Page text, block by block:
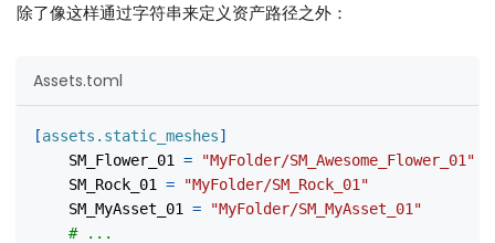
除了像这样通过字符串来定义资产路径之外：
Assets.toml
[assets.static_meshes]
SM_Flower_01
=
"MyFolder/SM_Awesome_Flower_01"
SM_Rock_01
=
"MyFolder/SM_Rock_01"
SM_MyAsset_01
=
"MyFolder/SM_MyAsset_01"
# ...